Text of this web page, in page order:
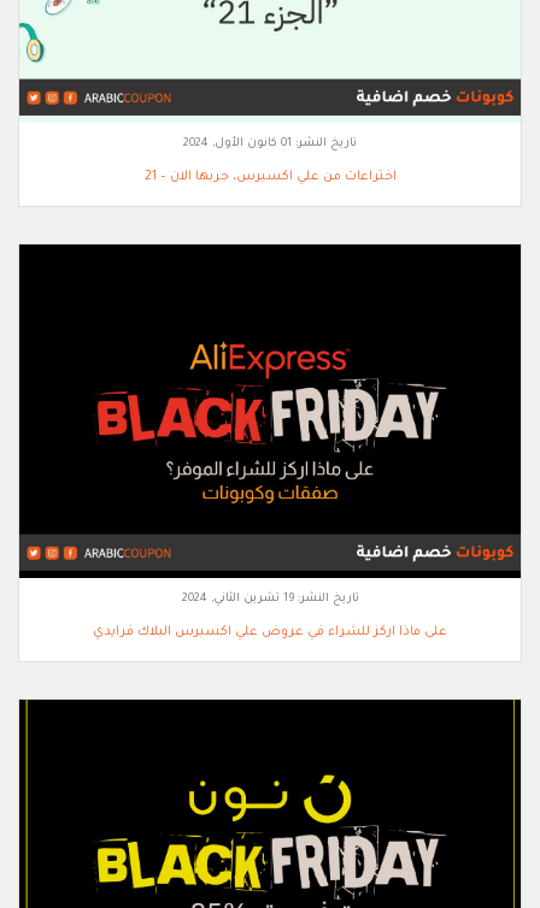
تاريخ النشر: 01 كانون الأول, 2024
اختراعات من علي اكسبرس، جربها الان – 21
تاريخ النشر:19 تشرين الثاني, 2024
على ماذا اركز للشراء في عروض علي اكسبرس البلاك فرايدي